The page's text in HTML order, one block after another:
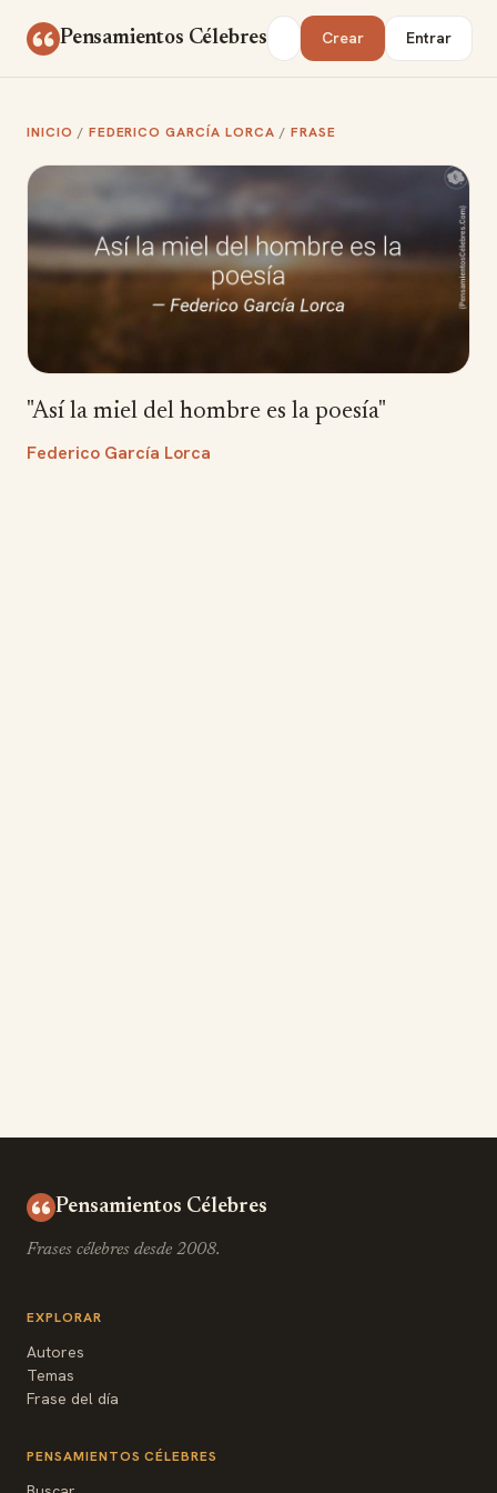
Pensamientos Célebres Buscar Crear Entrar
INICIO / FEDERICO GARCÍA LORCA / FRASE
"Así la miel del hombre es la poesía"
Federico García Lorca
Pensamientos Célebres
Frases célebres desde 2008.
EXPLORAR
Autores
Temas
Frase del día
PENSAMIENTOS CÉLEBRES